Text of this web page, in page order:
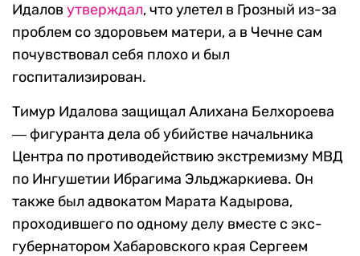
Идалов утверждал, что улетел в Грозный из-за
проблем со здоровьем матери, а в Чечне сам
почувствовал себя плохо и был
госпитализирован.
Тимур Идалова защищал Алихана Белхороева
― фигуранта дела об убийстве начальника
Центра по противодействию экстремизму МВД
по Ингушетии Ибрагима Эльджаркиева. Он
также был адвокатом Марата Кадырова,
проходившего по одному делу вместе с экс-
губернатором Хабаровского края Сергеем